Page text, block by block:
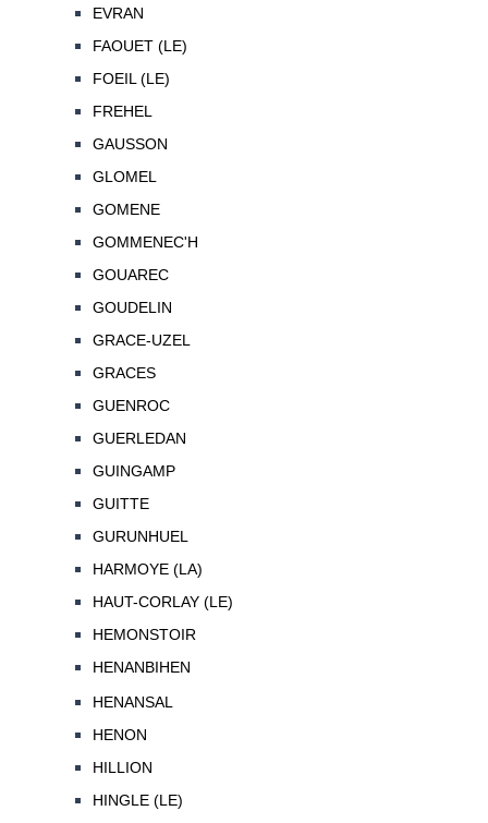
EVRAN
FAOUET (LE)
FOEIL (LE)
FREHEL
GAUSSON
GLOMEL
GOMENE
GOMMENEC'H
GOUAREC
GOUDELIN
GRACE-UZEL
GRACES
GUENROC
GUERLEDAN
GUINGAMP
GUITTE
GURUNHUEL
HARMOYE (LA)
HAUT-CORLAY (LE)
HEMONSTOIR
HENANBIHEN
HENANSAL
HENON
HILLION
HINGLE (LE)